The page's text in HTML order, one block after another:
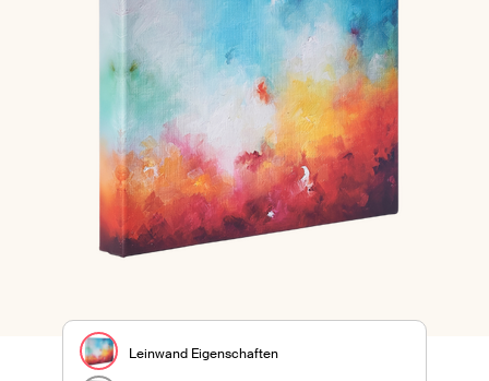
Leinwand Eigenschaften